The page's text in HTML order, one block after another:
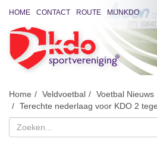
HOME CONTACT ROUTE MIJNKDO
Home Veldvoetbal
Voetbal Nieuws
Terechte nederlaag voor KDO 2